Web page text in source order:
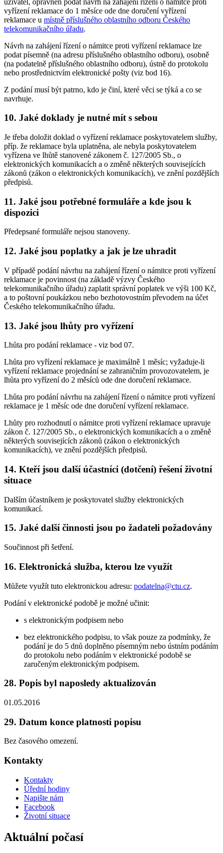
vyřízení reklamace do 1 měsíce ode dne doručení vyřízení
reklamace u místně příslušného oblastního odboru Českého
telekomunikačního úřadu.
Návrh na zahájení řízení o námitce proti vyřízení reklamace lze
podat písemně (na adresu příslušného oblastního odboru), osobně
(na podatelně příslušného oblastního odboru), ústně do protokolu
nebo prostřednictvím elektronické pošty (viz bod 16).
Z podání musí být patrno, kdo je činí, které věci se týká a co se
navrhuje.
10. Jaké doklady je nutné mít s sebou
Je třeba doložit doklad o vyřízení reklamace poskytovatelem služby,
příp. že reklamace byla uplatněna, ale nebyla poskytovatelem
vyřízena ve lhůtě stanovené zákonem č. 127/2005 Sb., o
elektronických komunikacích a o změně některých souvisejících
zákonů (zákon o elektronických komunikacích), ve znění pozdějších
předpisů.
11. Jaké jsou potřebné formuláře a kde jsou k
dispozici
Předepsané formuláře nejsou stanoveny.
12. Jaké jsou poplatky a jak je lze uhradit
V případě podání návrhu na zahájení řízení o námitce proti vyřízení
reklamace je povinnost (na základě výzvy Českého
telekomunikačního úřadu) zaplatit správní poplatek ve výši 100 Kč,
a to poštovní poukázkou nebo bezhotovostním převodem na účet
Českého telekomunikačního úřadu.
13. Jaké jsou lhůty pro vyřízení
Lhůta pro podání reklamace - viz bod 07.
Lhůta pro vyřízení reklamace je maximálně 1 měsíc; vyžaduje-li
vyřízení reklamace projednání se zahraničním provozovatelem, je
lhůta pro vyřízení do 2 měsíců ode dne doručení reklamace.
Lhůta pro podání návrhu na zahájení řízení o námitce proti vyřízení
reklamace je 1 měsíc ode dne doručení vyřízení reklamace.
Lhůty pro rozhodnutí o námitce proti vyřízení reklamace upravuje
zákon č. 127/2005 Sb., o elektronických komunikacích a o změně
některých souvisejících zákonů (zákon o elektronických
komunikacích), ve znění pozdějších předpisů.
14. Kteří jsou další účastníci (dotčení) řešení životní
situace
Dalším účastníkem je poskytovatel služby elektronických
komunikací.
15. Jaké další činnosti jsou po žadateli požadovány
Součinnost při šetření.
16. Elektronická služba, kterou lze využít
Můžete využít tuto elektronickou adresu: podatelna@ctu.cz.
Podání v elektronické podobě je možné učinit:
s elektronickým podpisem nebo
bez elektronického podpisu, to však pouze za podmínky, že
podání je do 5 dnů doplněno písemným nebo ústním podáním
do protokolu nebo podáním v elektronické podobě se
zaručeným elektronickým podpisem.
28. Popis byl naposledy aktualizován
01.05.2016
29. Datum konce platnosti popisu
Bez časového omezení.
Kontakty
Kontakty
Úřední hodiny
Napište nám
Facebook
Životní situace
Aktuální počasí